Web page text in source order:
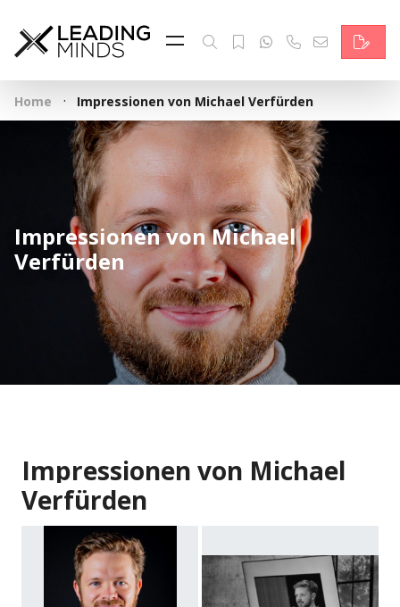
Feed & News
Reading Minds
Themen
Services
Wer wir sind
Kontakt
English
Home · Impressionen von Michael Verfürden
Impressionen von Michael
Verfürden
Impressionen von Michael
Verfürden